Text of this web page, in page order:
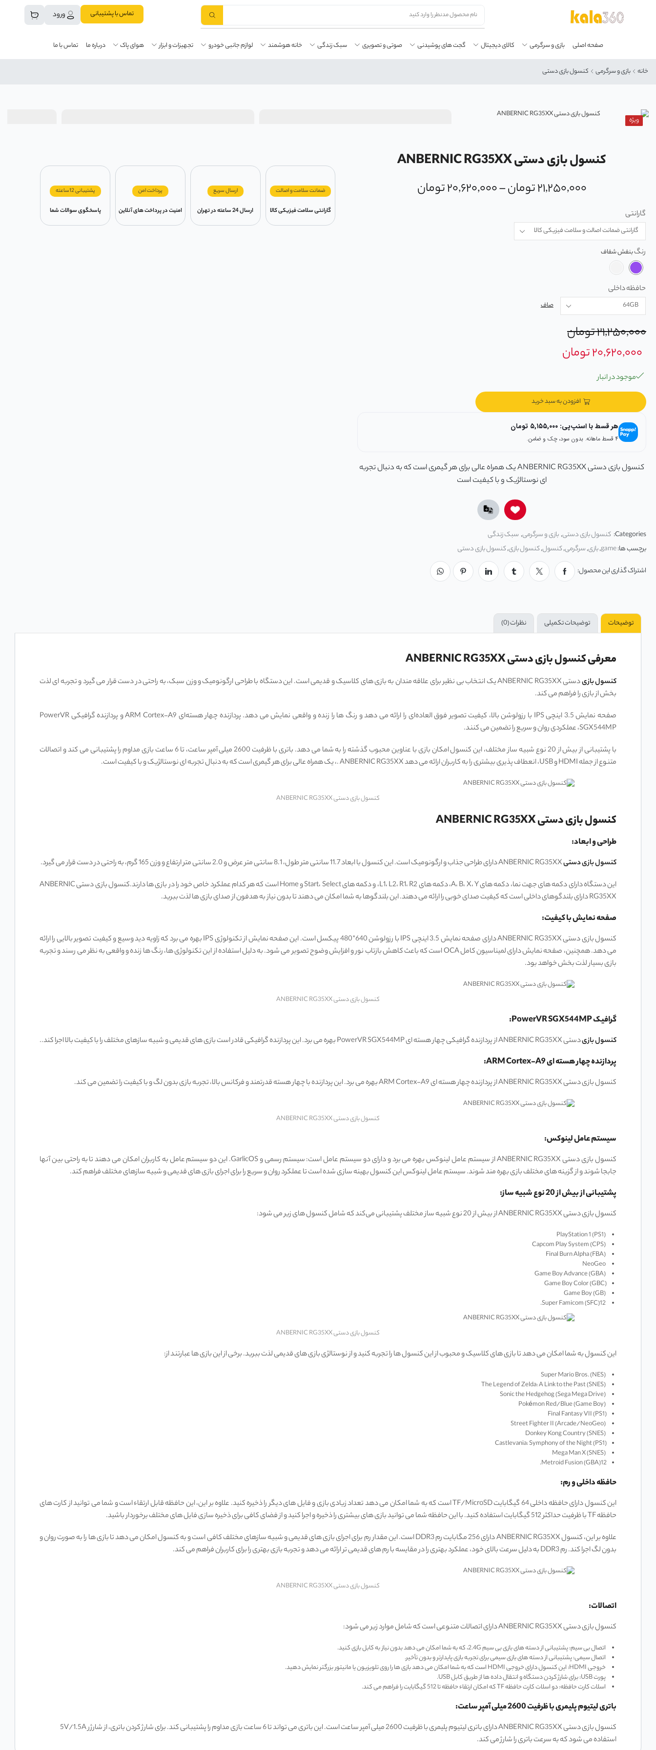
ورود تماس با پشتیبانی
صفحه اصلی بازی و سرگرمی کالای دیجیتال گجت های پوشیدنی صوتی و تصویری سبک زندگی خانه هوشمند لوازم جانبی خودرو تجهیزات و ابزار هوای پاک درباره ما تماس با ما
خانه بازی و سرگرمی کنسول بازی دستی
ویژه
کنسول بازی دستی ANBERNIC RG35XX
۲۱,۲۵۰,۰۰۰تومان–۲۰,۶۲۰,۰۰۰تومان
گارانتی
رنگ
حافظه داخلی
صاف
۲۱,۲۵۰,۰۰۰تومان
۲۰,۶۲۰,۰۰۰تومان
موجود در انبار
افزودن به سبد خرید
هر قسط با اسنپ‌پی: ۵,۱۵۵,۰۰۰ تومان
۴ قسط ماهانه. بدون سود، چک و ضامن.
کنسول بازی دستی ANBERNIC RG35XX یک همراه عالی برای هر گیمری است که به دنبال تجربه‌
ای نوستالژیک و با کیفیت است
Categories: کنسول بازی دستی, بازی و سرگرمی, سبک زندگی
برچسب ها:game
,بازی,سرگرمی,کنسول,کنسول بازی,کنسول بازی دستی
اشتراک گذاری این محصول:
ضمانت سلامت و اصالت
گارانتی سلامت فیزیکی کالا
ارسال سریع
ارسال 24 ساعته در تهران
پرداخت امن
امنیت در پرداخت های آنلاین
پشتیبانی 12ساعته
پاسخگوی سوالات شما
توضیحات توضیحات تکمیلی نظرات (0)
معرفی کنسول بازی دستی ANBERNIC RG35XX
کنسول بازی
دستی ANBERNIC RG35XX یک انتخاب بی‌ نظیر برای علاقه‌ مندان به بازی ‌های کلاسیک و قدیمی است. این دستگاه با طراحی ارگونومیک و وزن سبک، به راحتی در دست قرار می‌ گیرد و تجربه ‌ای لذت
‌بخش از بازی را فراهم می ‌کند.
صفحه نمایش 3.5 اینچی IPS با رزولوشن بالا، کیفیت تصویر فوق ‌العاده‌ای را ارائه می‌ دهد و رنگ ‌ها را زنده و واقعی نمایش می ‌دهد. پردازنده چهار هسته‌ای ARM Cortex-A9 و پردازنده گرافیکی PowerVR
SGX544MP، عملکردی روان و سریع را تضمین می‌ کنند.
با پشتیبانی از بیش از 20 نوع شبیه‌ ساز مختلف، این کنسول امکان بازی با عناوین محبوب گذشته را به شما می ‌دهد. باتری با ظرفیت 2600 میلی ‌آمپر ساعت، تا 6 ساعت بازی مداوم را پشتیبانی می‌ کند و اتصالات
متنوع از جمله HDMI و USB، انعطاف ‌پذیری بیشتری را به کاربران ارائه می ‌دهد ANBERNIC RG35XX .، یک همراه عالی برای هر گیمری است که به دنبال تجربه‌ ای نوستالژیک و با کیفیت است.
کنسول بازی دستی ANBERNIC RG35XX
کنسول بازی دستی ANBERNIC RG35XX
طراحی و ابعاد:
کنسول بازی دستی
این دستگاه دارای دکمه‌ های جهت ‌نما، دکمه ‌های A، B، X، Y، دکمه‌ های L1، L2، R1، R2، و دکمه ‌های Start، Select و Home است که هر کدام عملکرد خاص خود را در بازی‌ ها دارند.کنسول بازی دستی ANBERNIC
RG35XX دارای بلندگوهای داخلی است که کیفیت صدای خوبی را ارائه می ‌دهند. این بلندگوها به شما امکان می‌ دهند تا بدون نیاز به هدفون از صدای بازی ‌ها لذت ببرید.
صفحه نمایش با کیفیت:
کنسول بازی دستی ANBERNIC RG35XX دارای صفحه نمایش 3.5 اینچی IPS با رزولوشن 640*480 پیکسل است. این صفحه نمایش از تکنولوژی IPS بهره می ‌برد که زاویه دید وسیع و کیفیت تصویر بالایی را ارائه
می‌ دهد. همچنین، صفحه نمایش دارای لمیناسیون کامل OCA است که باعث کاهش بازتاب نور و افزایش وضوح تصویر می ‌شود. به دلیل استفاده از این تکنولوژی ‌ها، رنگ ‌ها زنده و واقعی به نظر می ‌رسند و تجربه
بازی بسیار لذت‌ بخش خواهد بود.
کنسول بازی دستی ANBERNIC RG35XX
گرافیک PowerVR SGX544MP:
کنسول بازیدستی ANBERNIC RG35XX از پردازنده گرافیکی چهار هسته‌ ای PowerVR SGX544MP بهره می ‌برد. این پردازنده گرافیکی قادر است بازی‌ های قدیمی و شبیه ‌سازهای مختلف را با کیفیت بالا اجرا کند..
پردازنده چهار هسته‌ ای ARM Cortex-A9:
کنسول بازی دستی ANBERNIC RG35XX از پردازنده چهار هسته‌ ای ARM Cortex-A9 بهره می ‌برد. این پردازنده با چهار هسته قدرتمند و فرکانس بالا، تجربه بازی بدون لگ و با کیفیت را تضمین می ‌کند.
کنسول بازی دستی ANBERNIC RG35XX
سیستم عامل لینوکس:
کنسول بازی دستی ANBERNIC RG35XX از سیستم عامل لینوکس بهره می ‌برد و دارای دو سیستم عامل است: سیستم رسمی و GarlicOS. این دو سیستم عامل به کاربران امکان می ‌دهند تا به راحتی بین آنها
جابجا شوند و از گزینه ‌های مختلف بازی بهره‌ مند شوند. سیستم عامل لینوکس این کنسول بهینه ‌سازی شده است تا عملکرد روان و سریع را برای اجرای بازی‌ های قدیمی و شبیه‌ سازهای مختلف فراهم کند.
پشتیبانی از بیش از 20 نوع شبیه‌ ساز:
کنسول بازی دستی ANBERNIC RG35XX از بیش از 20 نوع شبیه ‌ساز مختلف پشتیبانی می‌کند که شامل کنسول‌ های زیر می ‌شود:
Game Boy Color (GBC)
کنسول بازی دستی ANBERNIC RG35XX
این کنسول به شما امکان می ‌دهد تا بازی ‌های کلاسیک و محبوب از این کنسول‌ ها را تجربه کنید و از نوستالژی بازی ‌های قدیمی لذت ببرید. برخی از این بازی ها عبارتند از:
Final Fantasy VII (PS1)
Castlevania: Symphony of the Night (PS1)
Metroid Fusion (GBA)12.
حافظه داخلی و رم:
این کنسول دارای حافظه داخلی 64 گیگابایت TF/MicroSD است که به شما امکان می ‌دهد تعداد زیادی بازی و فایل ‌های دیگر را ذخیره کنید. علاوه بر این، این حافظه قابل ارتقاء است و شما می ‌توانید از کارت ‌های
حافظه TF با ظرفیت حداکثر 512 گیگابایت استفاده کنید. با این حافظه شما می توانید بازی ‌های بیشتری را ذخیره و اجرا کنید و از فضای کافی برای ذخیره ‌سازی فایل ‌های مختلف برخوردار باشید.
علاوه بر این، کنسول ANBERNIC RG35XX دارای 256 مگابایت رم DDR3 است. این مقدار رم برای اجرای بازی ‌های قدیمی و شبیه‌ سازهای مختلف کافی است و به کنسول امکان می ‌دهد تا بازی ‌ها را به صورت روان و
بدون لگ اجرا کند. رم DDR3 به دلیل سرعت بالای خود، عملکرد بهتری را در مقایسه با رم‌ های قدیمی ‌تر ارائه می‌ دهد و تجربه بازی بهتری را برای کاربران فراهم می‌ کند.
کنسول بازی دستی ANBERNIC RG35XX
اتصالات:
کنسول بازی دستی ANBERNIC RG35XX دارای اتصالات متنوعی است که شامل موارد زیر می‌ شود:
اتصال بی ‌سیم: پشتیبانی از دسته ‌های بازی بی‌ سیم 2.4G، که به شما امکان می‌ دهد بدون نیاز به کابل بازی کنید.
اتصال سیمی: پشتیبانی از دسته‌ های بازی سیمی برای تجربه بازی پایدارتر و بدون تأخیر.
خروجی HDMI: این کنسول دارای خروجی HDMI است که به شما امکان می‌ دهد بازی ‌ها را روی تلویزیون یا مانیتور بزرگتر نمایش دهید.
پورت USB: برای شارژ کردن دستگاه و انتقال داده‌ ها از طریق کابل USB.
اسلات کارت حافظه: دو اسلات کارت حافظه TF که امکان ارتقاء حافظه تا 512 گیگابایت را فراهم می ‌کند.
باتری لیتیوم پلیمری با ظرفیت 2600 میلی‌ آمپر ساعت:
کنسول بازی دستی ANBERNIC RG35XX دارای باتری لیتیوم پلیمری با ظرفیت 2600 میلی ‌آمپر ساعت است. این باتری می‌ تواند تا 6 ساعت بازی مداوم را پشتیبانی کند. برای شارژ کردن باتری، از شارژر 5V/1.5A
استفاده می ‌شود که به سرعت باتری را شارژ می‌ کند.